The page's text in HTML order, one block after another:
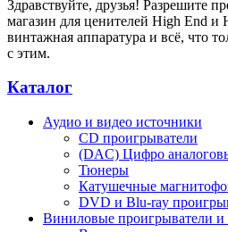
Здравствуйте, друзья! Разрешите
магазин для ценителей High End и
винтажная аппаратура и всё, что
с этим.
Каталог
Аудио и видео источники
CD проигрыватели
(DAC) Цифро
Тюнеры
Катушечные
DVD и Blu-ray
Виниловые проигрыватели и